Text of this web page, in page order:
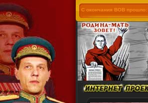
С окончания ВОВ прошло: